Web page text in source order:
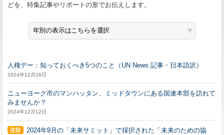
どを、特集記事やリポートの形でお伝えします。
人権デー：知っておくべき5つのこと（UN News 記事・日本語訳）
2024年12月26日
ニューヨーク市のマンハッタン、ミッドタウンにある国連本部を訪れて
みませんか？
2024年12月12日
2024年9月の「未来サミット」で採択された「未来のための協